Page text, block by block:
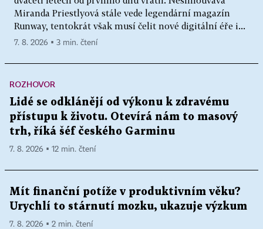
Miranda Priestlyová stále vede legendární magazín
Runway, tentokrát však musí čelit nové digitální éře i...
7. 8. 2026 ▪ 3 min. čtení
ROZHOVOR
Lidé se odklánějí od výkonu k zdravému
přístupu k životu. Otevírá nám to masový
trh, říká šéf českého Garminu
7. 8. 2026 ▪ 12 min. čtení
Mít finanční potíže v produktivním věku?
Urychlí to stárnutí mozku, ukazuje výzkum
7. 8. 2026 ▪ 2 min. čtení